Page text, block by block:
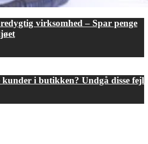
virksomhed – Spar penge
i butikken? Undgå disse fejl